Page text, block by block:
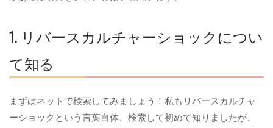
1. リバースカルチャーショックについ
て知る
まずはネットで検索してみましょう！私もリバースカルチャ
ーショックという言葉自体、検索して初めて知りましたが、